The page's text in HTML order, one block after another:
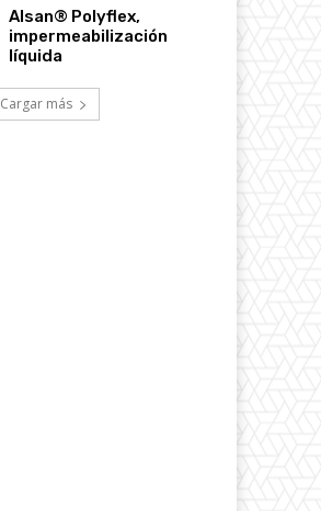
Alsan® Polyflex,
impermeabilización
líquida
Cargar más